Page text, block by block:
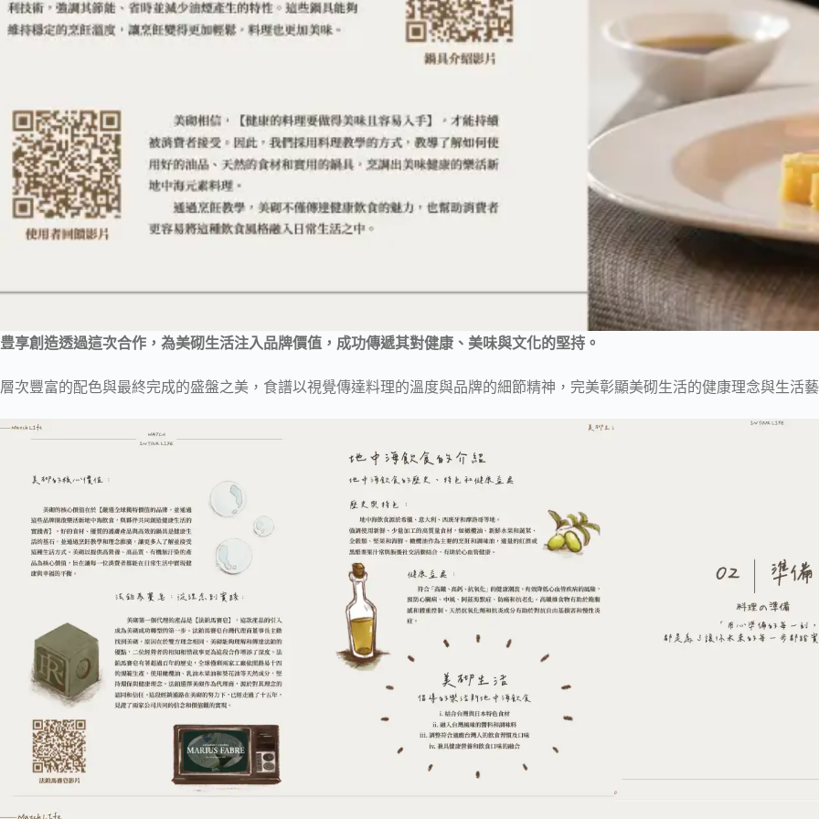
豊享創造透過這次合作，為美砌生活注入品牌價值，成功傳遞其對健康、美味與文化的堅持。
層次豐富的配色與最終完成的盛盤之美，食譜以視覺傳達料理的溫度與品牌的細節精神，完美彰顯美砌生活的健康理念與生活